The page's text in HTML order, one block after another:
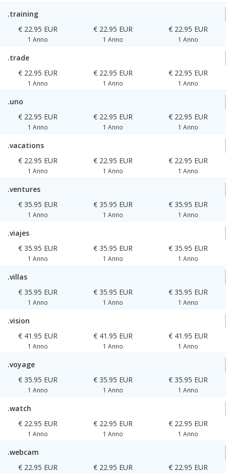
.training
€ 22.95 EUR
1 Anno
€ 22.95 EUR
1 Anno
€ 22.95 EUR
1 Anno
.trade
€ 22.95 EUR
1 Anno
€ 22.95 EUR
1 Anno
€ 22.95 EUR
1 Anno
.uno
€ 22.95 EUR
1 Anno
€ 22.95 EUR
1 Anno
€ 22.95 EUR
1 Anno
.vacations
€ 22.95 EUR
1 Anno
€ 22.95 EUR
1 Anno
€ 22.95 EUR
1 Anno
.ventures
€ 35.95 EUR
1 Anno
€ 35.95 EUR
1 Anno
€ 35.95 EUR
1 Anno
.viajes
€ 35.95 EUR
1 Anno
€ 35.95 EUR
1 Anno
€ 35.95 EUR
1 Anno
.villas
€ 35.95 EUR
1 Anno
€ 35.95 EUR
1 Anno
€ 35.95 EUR
1 Anno
.vision
€ 41.95 EUR
1 Anno
€ 41.95 EUR
1 Anno
€ 41.95 EUR
1 Anno
.voyage
€ 35.95 EUR
1 Anno
€ 35.95 EUR
1 Anno
€ 35.95 EUR
1 Anno
.watch
€ 22.95 EUR
1 Anno
€ 22.95 EUR
1 Anno
€ 22.95 EUR
1 Anno
.webcam
€ 22.95 EUR
€ 22.95 EUR € 22.95 EUR